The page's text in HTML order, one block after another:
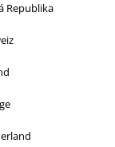
Republika
atraktivních
temném světě hry
zboží, které doplní
fanoušky. Nechte
světa Doomu!